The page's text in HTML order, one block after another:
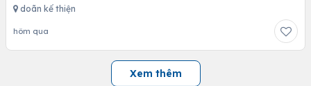
doãn kế thiện
hôm qua
Xem thêm